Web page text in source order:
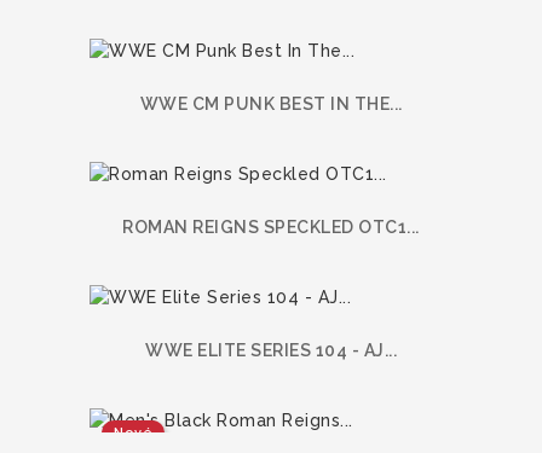
WWE CM PUNK BEST IN THE...
ROMAN REIGNS SPECKLED OTC1...
WWE ELITE SERIES 104 - AJ...
Nové